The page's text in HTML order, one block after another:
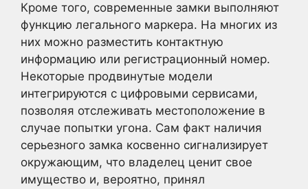
Кроме того, современные замки выполняют
функцию легального маркера. На многих из
них можно разместить контактную
информацию или регистрационный номер.
Некоторые продвинутые модели
интегрируются с цифровыми сервисами,
позволяя отслеживать местоположение в
случае попытки угона. Сам факт наличия
серьезного замка косвенно сигнализирует
окружающим, что владелец ценит свое
имущество и, вероятно, принял